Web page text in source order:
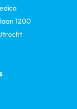
1200